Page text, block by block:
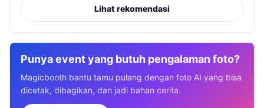
Lihat rekomendasi
Punya event yang butuh pengalaman foto?
Magicbooth bantu tamu pulang dengan foto AI yang bisa
dicetak, dibagikan, dan jadi bahan cerita.